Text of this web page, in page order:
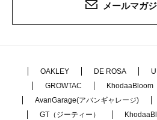
メールマガ
OAKLEY DE ROSA
GROWTAC
KhodaaBloom
AvanGarage(アバンギャレージ)
GT（ジーティー）